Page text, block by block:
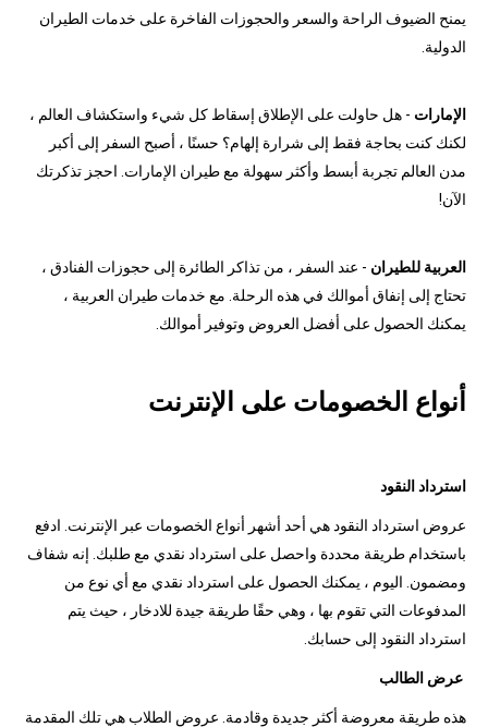
يمنح الضيوف الراحة والسعر والحجوزات الفاخرة على خدمات الطيران
الدولية.
الإمارات - هل حاولت على الإطلاق إسقاط كل شيء واستكشاف العالم ،
لكنك كنت بحاجة فقط إلى شرارة إلهام؟ حسنًا ، أصبح السفر إلى أكبر
مدن العالم تجربة أبسط وأكثر سهولة مع طيران الإمارات. احجز تذكرتك
الآن!
العربية للطيران - عند السفر ، من تذاكر الطائرة إلى حجوزات الفنادق ،
تحتاج إلى إنفاق أموالك في هذه الرحلة. مع خدمات طيران العربية ،
يمكنك الحصول على أفضل العروض وتوفير أموالك.
أنواع الخصومات على الإنترنت
استرداد النقود
عروض استرداد النقود هي أحد أشهر أنواع الخصومات عبر الإنترنت. ادفع
باستخدام طريقة محددة واحصل على استرداد نقدي مع طلبك. إنه شفاف
ومضمون. اليوم ، يمكنك الحصول على استرداد نقدي مع أي نوع من
المدفوعات التي تقوم بها ، وهي حقًا طريقة جيدة للادخار ، حيث يتم
استرداد النقود إلى حسابك.
عرض الطالب
هذه طريقة معروضة أكثر جديدة وقادمة. عروض الطلاب هي تلك المقدمة